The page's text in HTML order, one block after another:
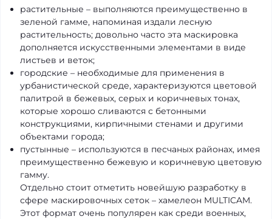
растительные – выполняются преимущественно в
зеленой гамме, напоминая издали лесную
растительность; довольно часто эта маскировка
дополняется искусственными элементами в виде
листьев и веток;
городские – необходимые для применения в
урбанистической среде, характеризуются цветовой
палитрой в бежевых, серых и коричневых тонах,
которые хорошо сливаются с бетонными
конструкциями, кирпичными стенами и другими
объектами города;
пустынные – используются в песчаных районах, имея
преимущественно бежевую и коричневую цветовую
гамму.
Отдельно стоит отметить новейшую разработку в
сфере маскировочных сеток – хамелеон MULTICAM.
Этот формат очень популярен как среди военных,